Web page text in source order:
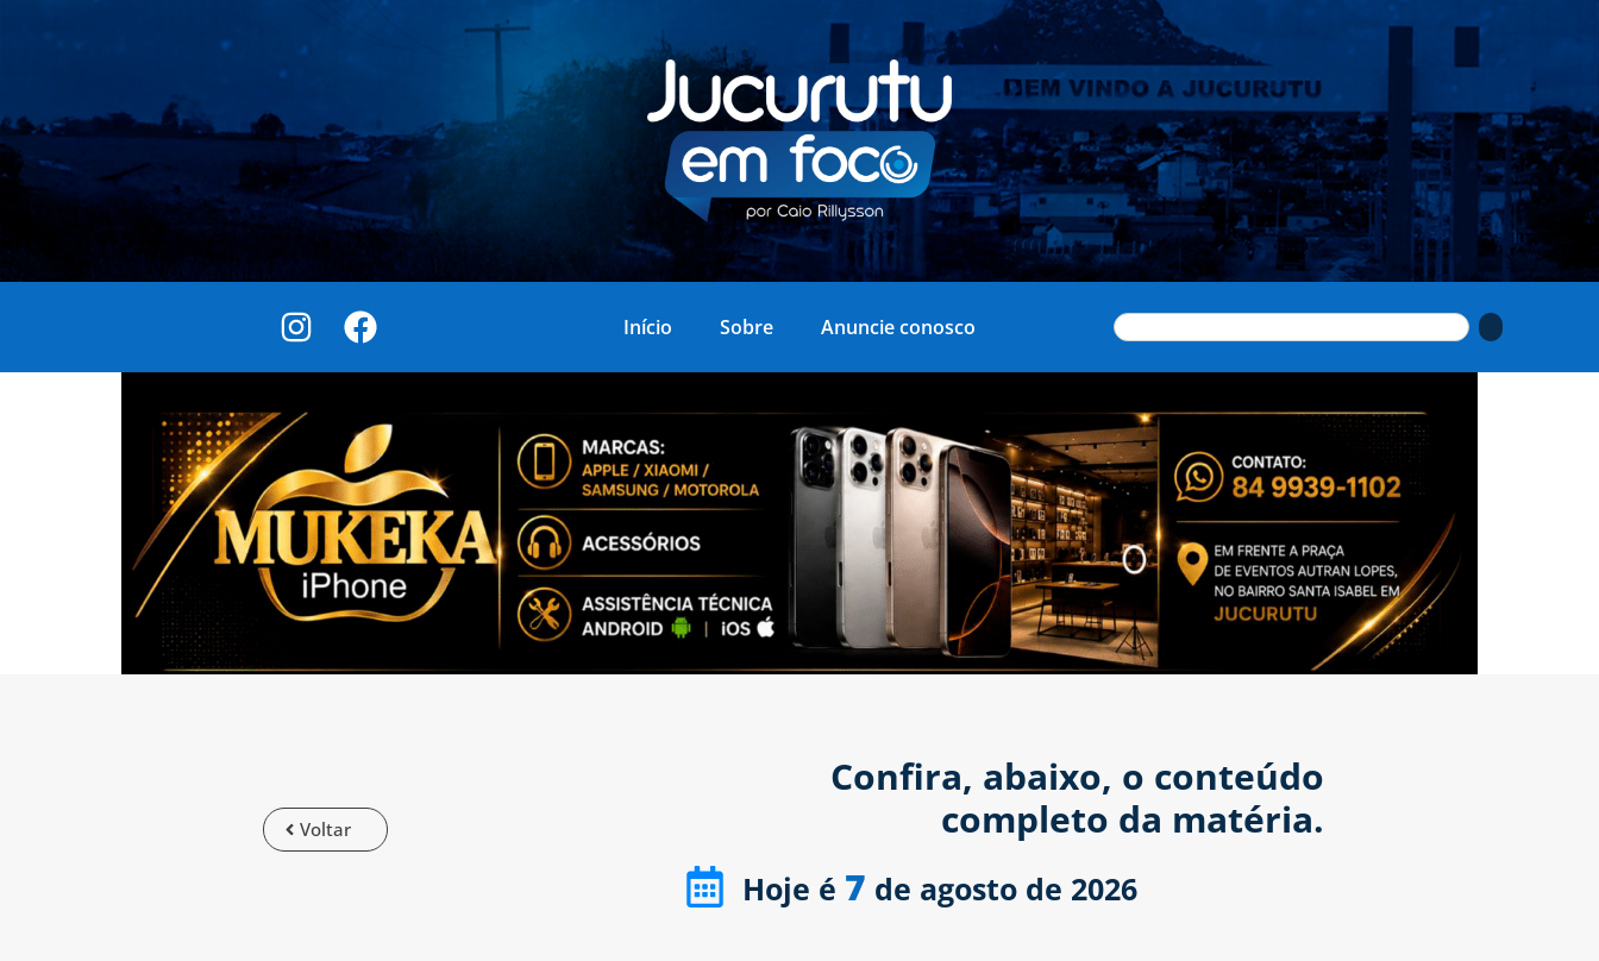
Início Sobre Anuncie conosco
Voltar
Confira, abaixo, o conteúdo
completo da matéria.
Hoje é 7 de agosto de 2026